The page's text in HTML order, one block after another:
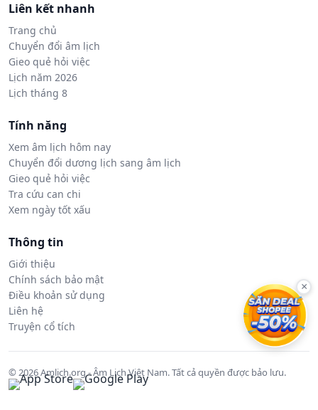
Liên kết nhanh
Trang chủ
Chuyển đổi âm lịch
Gieo quẻ hỏi việc
Lịch năm 2026
Lịch tháng 8
Tính năng
Xem âm lịch hôm nay
Chuyển đổi dương lịch sang âm lịch
Gieo quẻ hỏi việc
Tra cứu can chi
Xem ngày tốt xấu
Thông tin
Giới thiệu
Chính sách bảo mật
Điều khoản sử dụng
Liên hệ
Truyện cổ tích
© 2026 Amlich.org - Âm Lịch Việt Nam. Tất cả quyền được bảo lưu.
×